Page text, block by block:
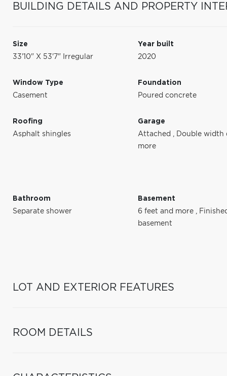
BUILDING DETAILS AND PROPERTY
Size
33'10" X 53'7" Irregular
Year built
2020
Window Type
Casement
Foundation
Poured concrete
Roofing
Asphalt shingles
Garage
Attached , Double width
more
Bathroom
Separate shower
Basement
6 feet and more ,
basement
LOT AND EXTERIOR FEATURES
ROOM DETAILS